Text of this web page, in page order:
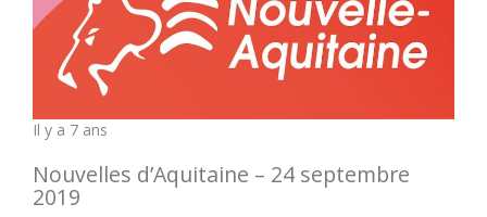
Il y a 7 ans
Nouvelles d’Aquitaine – 24 septembre
2019